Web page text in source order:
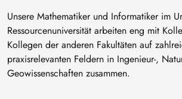
Unsere Mathematiker und Informatiker im
Ressourcenuniversität arbeiten eng mit
Kollegen der anderen Fakultäten auf
praxisrelevanten Feldern in Ingenieur-,
Geowissenschaften zusammen.